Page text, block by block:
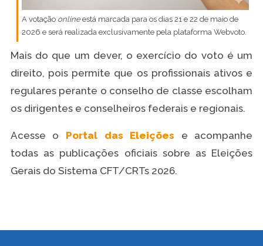
A votação onlineestá marcada para os dias 21 e 22 de maio de
2026 e será realizada exclusivamente pela plataforma Webvoto.
Mais do que um dever, o exercício do voto é um
direito, pois permite que os profissionais ativos e
regulares perante o conselho de classe escolham
os dirigentes e conselheiros federais e regionais.
Acesse o Portal das Eleições
e acompanhe
todas as publicações oficiais sobre as Eleições
Gerais do Sistema CFT/CRTs 2026.